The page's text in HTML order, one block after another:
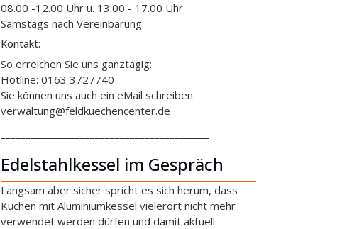
08.00 -12.00 Uhr u. 13.00 - 17.00 Uhr
Samstags nach Vereinbarung
Kontakt:
So erreichen Sie uns ganztägig:
Hotline: 0163 3727740
Sie können uns auch ein eMail schreiben:
verwaltung@feldkuechencenter.de
Edelstahlkessel im Gespräch
Langsam aber sicher spricht es sich herum, dass
Küchen mit Aluminiumkessel vielerort nicht mehr
verwendet werden dürfen und damit aktuell